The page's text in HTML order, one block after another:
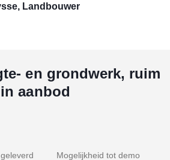
Landbouwer
en grondwerk, ruim
in aanbod
Mogelijkheid tot demo